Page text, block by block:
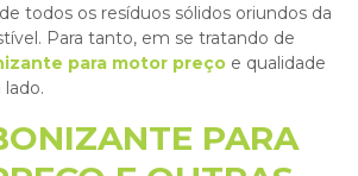
todos os resíduos sólidos oriundos da
Para tanto, em se tratando de
para motor preço e qualidade
PARA